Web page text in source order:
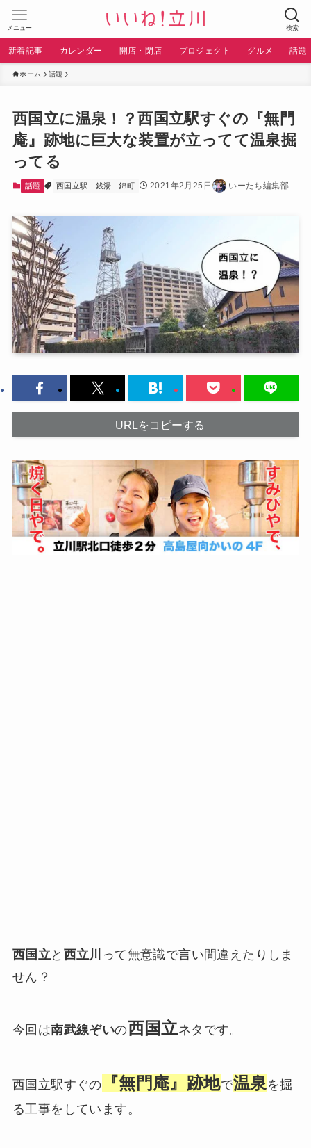
検索
メニュー
新着記事 カレンダー 開店・閉店 プロジェクト グルメ 話題
ホーム 話題
西国立に温泉！？西国立駅すぐの『無門
庵』跡地に巨大な装置が立ってて温泉掘
ってる
話題 西国立駅 銭湯 錦町 2021年2月25日 いーたち編集部
URLをコピーする
西国立と 西立川 って無意識で言い間違えたりしま
せん？
今回は南武線ぞいの西国立ネタです。
西国立駅すぐの 『無門庵』跡地で温泉 を掘
る工事をしています。